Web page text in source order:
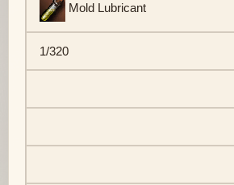
Mold Lubricant
1/320